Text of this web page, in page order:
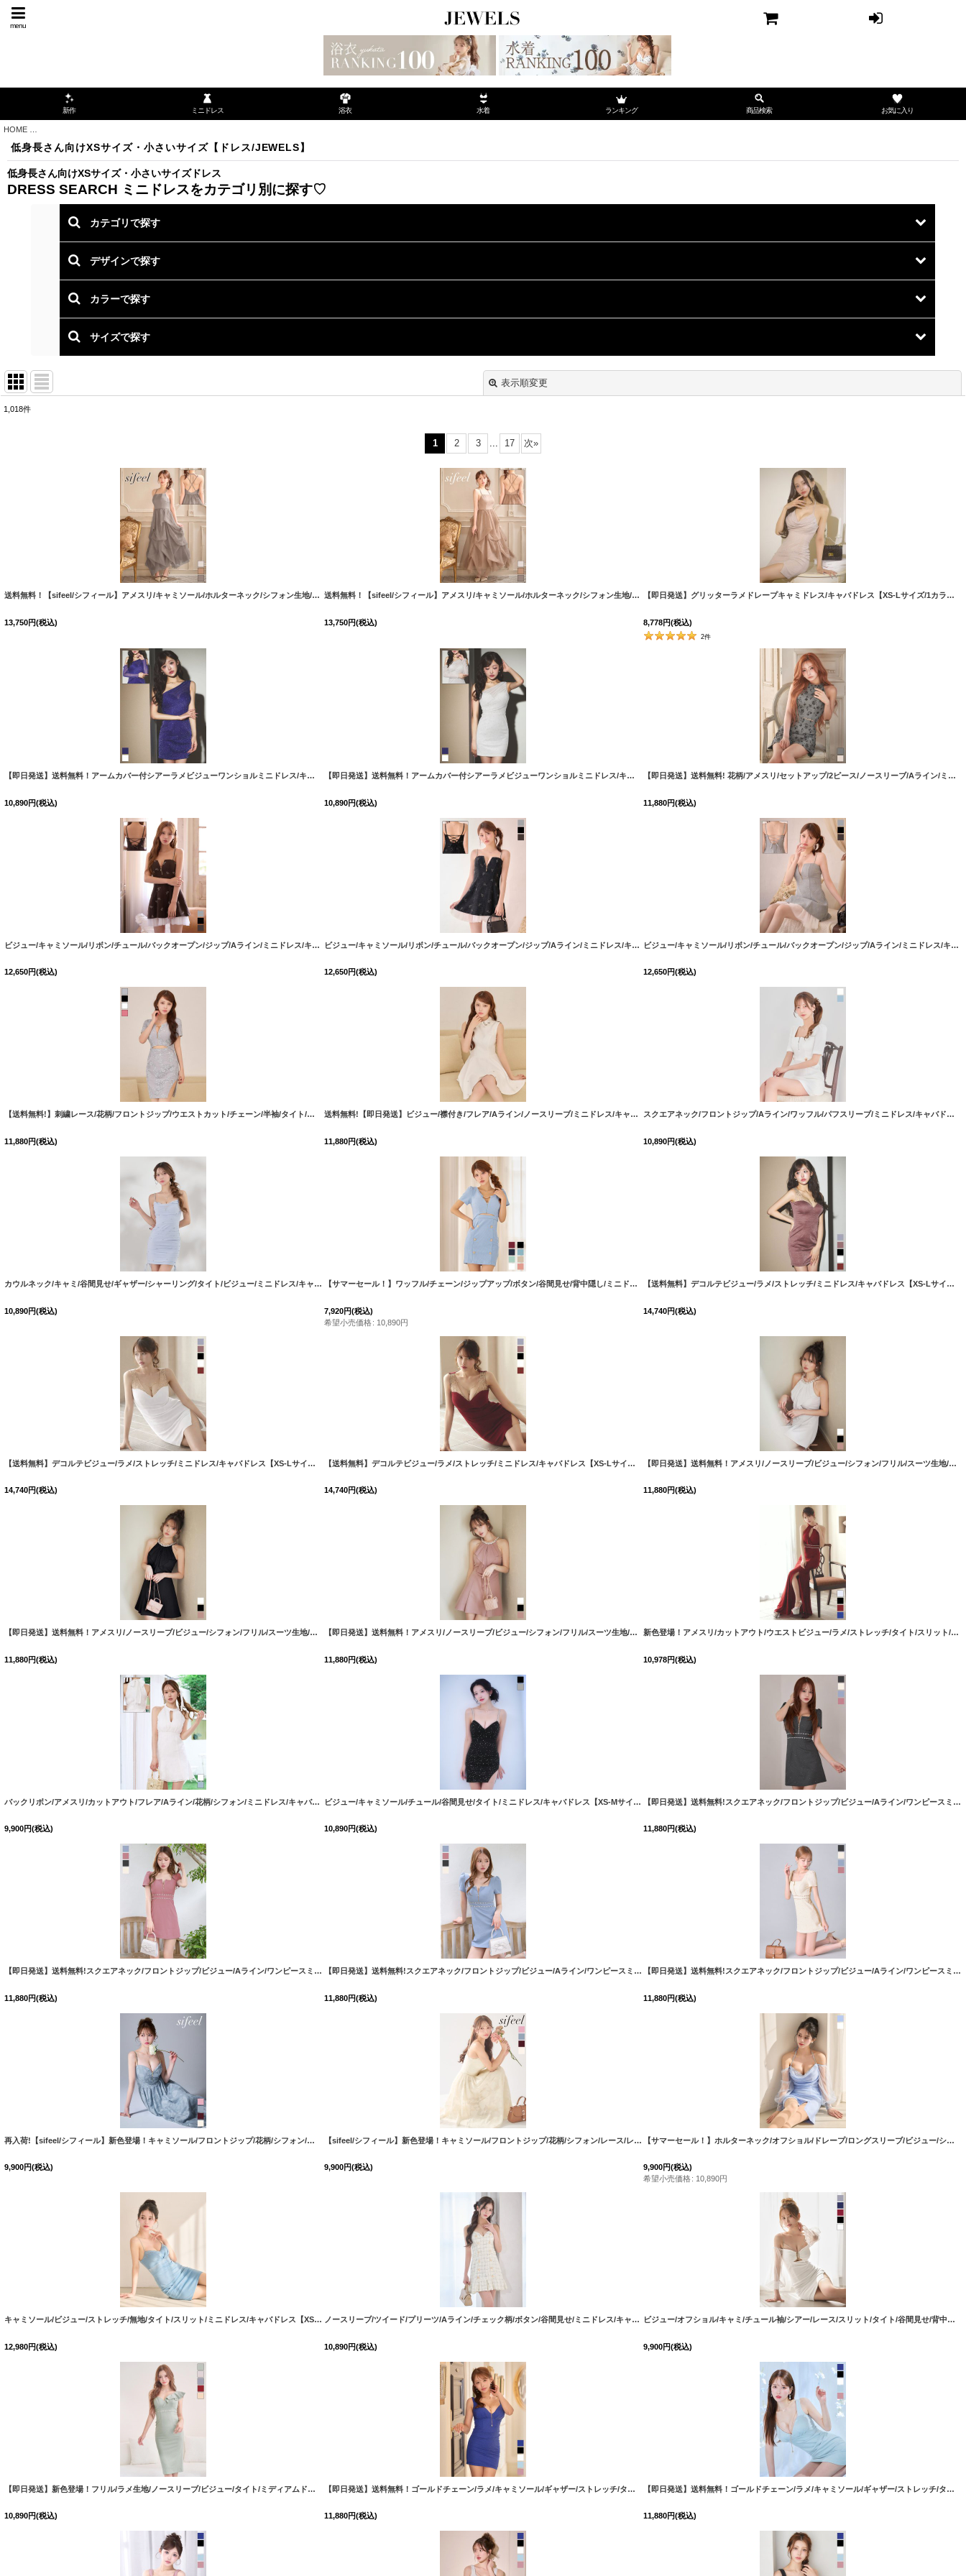
menu
新作 ミニドレス 浴衣 水着 ランキング 商品検索 お気に入り
HOME
低身長さん向けXSサイズ・小さいサイズ【ドレス/JEWELS】
低身長さん向けXSサイズ・小さいサイズドレス
DRESS SEARCH ミニドレスをカテゴリ別に探す♡
カテゴリで探す
デザインで探す
カラーで探す
サイズで探す
表示順変更
絞り込む
1,018件
1 2 3 ... 17 次»
送料無料！【sifeel/シフィール】アメスリ/キャミソール/ホルターネック/シフォン生地/無地/レイヤード/ワンピース/キャバドレス【XS-Mサイズ/3カラー】[OF03]【YN】dzmgLD【一部予約商品/8月下旬-9月中旬発送予定】 [5898YNdzmgLD-260807-2]
13,750円(税込)
送料無料！【sifeel/シフィール】アメスリ/キャミソール/ホルターネック/シフォン生地/無地/レイヤード/ワンピース/キャバドレス【XS-Mサイズ/3カラー】[OF03]【YN】dzmgLD【一部予約商品/8月下旬-9月中旬発送予定】
13,750円(税込)
【即日発送】グリッターラメドレープキャミドレス/キャバドレス【XS-Lサイズ/1カラー】[OF03] 【YN】dzj
8,778円(税込)
2件
【即日発送】送料無料！アームカバー付シアーラメビジューワンショルミニドレス/キャバドレス【XS-Mサイズ/2カラー】[OF03]【YN】dzmsCA [5919YNdzmsCA-260311-1]
10,890円(税込)
【即日発送】送料無料！アームカバー付シアーラメビジューワンショルミニドレス/キャバドレス【XS-Mサイズ/2カラー】[OF03]【YN】dzmsCA [5919YNdzmsCA-260311-2]
10,890円(税込)
【即日発送】送料無料! 花柄/アメスリ/セットアップ/2ピース/ノースリーブ/Aライン/ミニドレス/キャバドレス【XS-Lサイズ/2カラー】【】[OF01]【SB】dzmvIA
11,880円(税込)
ビジュー/キャミソール/リボン/チュール/バックオープン/ジップ/Aライン/ミニドレス/キャバドレス【XS-Mサイズ/3カラー】【予約商品/8月中旬発送予定】 [OF01]【SB】dzwgBF [ 3817SBdzwgBF-260805-3]
12,650円(税込)
ビジュー/キャミソール/リボン/チュール/バックオープン/ジップ/Aライン/ミニドレス/キャバドレス【XS-Mサイズ/3カラー】（8月中旬発送予定） [OF01]【SB】dzwgBF [
12,650円(税込)
ビジュー/キャミソール/リボン/チュール/バックオープン/ジップ/Aライン/ミニドレス/キャバドレス【XS-Mサイズ/3カラー】【予約商品/8月中旬発送予定】 [OF01]【SB】dzwgBF
12,650円(税込)
【送料無料!】刺繍レース/花柄/フロントジップ/ウエストカット/チェーン/半袖/タイト/シアースリット/ミニドレス/キャバドレス【XS-XLサイズ/4カラー】[OF03] 【YN】dzwg [5242YNdzwg-260804-1]
11,880円(税込)
送料無料!【即日発送】ビジュー/襟付き/フレア/Aライン/ノースリーブ/ミニドレス/キャバドレス【XS-XLサイズ/1カラー】[OF01]【SB】dzqIA [3533SBdzqIA-260804-1]
11,880円(税込)
スクエアネック/フロントジップ/Aライン/ワッフル/パフスリーブ/ミニドレス/キャバドレス【XS-XLサイズ/2カラー】[OF01] 【SB】dzcu
10,890円(税込)
カウルネック/キャミ/谷間見せ/ギャザー/シャーリング/タイト/ビジュー/ミニドレス/キャバドレス【XS-Lサイズ/1カラー】[OF03-U] dzj [5125YNdzj-260730-1]
10,890円(税込)
【サマーセール！】ワッフル/チェーン/ジップアップ/ボタン/谷間見せ/背中隠し/ミニドレス/キャバドレス【XS-XLサイズ/8カラー】[OF03-X] 【YN】dzw [5029YNdzw-260730-1]
7,920円(税込)
希望小売価格: 10,890円
【送料無料】デコルテビジュー/ラメ/ストレッチ/ミニドレス/キャバドレス【XS-Lサイズ/5カラー】[OF03] 【YN】dzwvGI【一部予約商品/8月下旬発送予定】
14,740円(税込)
【送料無料】デコルテビジュー/ラメ/ストレッチ/ミニドレス/キャバドレス【XS-Lサイズ/5カラー】[OF03] 【YN】dzwvGI【一部予約商品/8月下旬発送予定】 [5757YNdzwvGI-251223-1 ]
14,740円(税込)
【送料無料】デコルテビジュー/ラメ/ストレッチ/ミニドレス/キャバドレス【XS-Lサイズ/5カラー】[OF03] 【YN】dzwvGI【一部予約商品/8月下旬発送予定】 [5757YNdzwvGI-
14,740円(税込)
【即日発送】送料無料！アメスリ/ノースリーブ/ビジュー/シフォン/フリル/スーツ生地/プリーツスカート/Aライン/ミニドレス/キャバドレス【XS-Lサイズ/3カラー】[OF03]【YN】dzwuBF
11,880円(税込)
【即日発送】送料無料！アメスリ/ノースリーブ/ビジュー/シフォン/フリル/スーツ生地/プリーツスカート/Aライン/ミニドレス/キャバドレス【XS-Lサイズ/3カラー】[OF03]【YN】dzwuBF [5940YNdzwuBF-260427-2]
11,880円(税込)
【即日発送】送料無料！アメスリ/ノースリーブ/ビジュー/シフォン/フリル/スーツ生地/プリーツスカート/Aライン/ミニドレス/キャバドレス【XS-Lサイズ/3カラー】[OF03]【YN】dzwuBF
11,880円(税込)
新色登場！アメスリ/カットアウト/ウエストビジュー/ラメ/ストレッチ/タイト/スリット/ロングドレス/キャバドレス【S-Lサイズ/4カラー】[OF03] 【IM】
10,978円(税込)
バックリボン/アメスリ/カットアウト/フレア/Aライン/花柄/シフォン/ミニドレス/キャバドレス【XS-Mサイズ/2カラー】[OF03]【IM】BF [ J-1008IMBF-260612-1]
9,900円(税込)
ビジュー/キャミソール/チュール/谷間見せ/タイト/ミニドレス/キャバドレス【XS-Mサイズ/2カラー】[OF03]【YN】dzwsCAS [6021YNdzwsCAS-260729-1]
10,890円(税込)
【即日発送】送料無料!スクエアネック/フロントジップ/ビジュー/Aライン/ワンピースミニドレス/キャバドレス【XS-XLサイズ/4カラー】[OF01]【SB】dzkgIA
11,880円(税込)
【即日発送】送料無料!スクエアネック/フロントジップ/ビジュー/Aライン/ワンピースミニドレス/キャバドレス【XS-XLサイズ/4カラー】[OF01]【SB】dzkgIA [8422SBdzkgIA-260608-2]
11,880円(税込)
【即日発送】送料無料!スクエアネック/フロントジップ/ビジュー/Aライン/ワンピースミニドレス/キャバドレス【XS-XLサイズ/4カラー】[OF01]【SB】dzkgIA [8422SBdzkgIA-
11,880円(税込)
【即日発送】送料無料!スクエアネック/フロントジップ/ビジュー/Aライン/ワンピースミニドレス/キャバドレス【XS-XLサイズ/4カラー】[OF01]【SB】dzkgIA
11,880円(税込)
再入荷!【sifeel/シフィール】新色登場！キャミソール/フロントジップ/花柄/シフォン/レース/レイヤード/フレア/ワンピースドレス/キャバドレス【XS-Lサイズ/4カラー】[OF03] 【IM】 [J-946IM-260109-1]
9,900円(税込)
【sifeel/シフィール】新色登場！キャミソール/フロントジップ/花柄/シフォン/レース/レイヤード/フレア/ワンピースドレス/キャバドレス【XS-Lサイズ/4カラー】[OF03] 【IM】 [J-
9,900円(税込)
【サマーセール！】ホルターネック/オフショル/ドレープ/ロングスリーブ/ビジュー/シフォン生地/無地/タイト/スリット/ミニドレス/キャバドレス【XS-Lサイズ/2カラー】[OF03] 【YN】dzy
9,900円(税込)
希望小売価格: 10,890円
キャミソール/ビジュー/ストレッチ/無地/タイト/スリット/ミニドレス/キャバドレス【XS-Mサイズ/1カラー】[OF03] 【YN】dzcoCA [5623YNdzcoCA-260725-1]
12,980円(税込)
ノースリーブ/ツイード/プリーツ/Aライン/チェック柄/ボタン/谷間見せ/ミニドレス/キャバドレス【XS-Mサイズ/1カラー】[OF03] 【YN】dzw [4992YNdzw-260728-1]
10,890円(税込)
ビジュー/オフショル/キャミ/チュール袖/シアー/レース/スリット/タイト/谷間見せ/背中隠し/ミニドレス/キャバドレス【XS-XLサイズ/5カラー】[OF03] 【YN】dzw
9,900円(税込)
【即日発送】新色登場！フリル/ラメ生地/ノースリーブ/ビジュー/タイト/ミディアムドレス/キャバドレス【XS-Mサイズ/5カラー】[OF01] 【SB】dzwFV [3395SBdzwFV-260724-1
10,890円(税込)
【即日発送】送料無料！ゴールドチェーン/ラメ/キャミソール/ギャザー/ストレッチ/タイト/ミニドレス/キャバドレス【XS-Mサイズ/5カラー】[OF03] 【YN】dzwvCA [
11,880円(税込)
【即日発送】送料無料！ゴールドチェーン/ラメ/キャミソール/ギャザー/ストレッチ/タイト/ミニドレス/キャバドレス【XS-Mサイズ/5カラー】[OF03] 【YN】dzwvCA
11,880円(税込)